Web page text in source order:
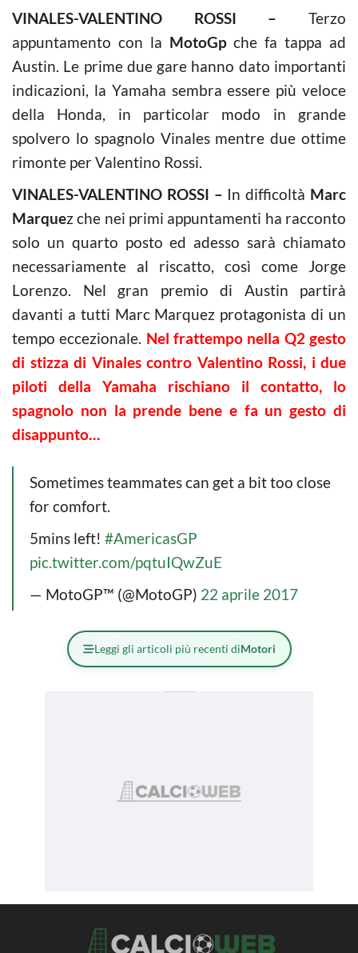
VINALES-VALENTINO ROSSI – Terzo
appuntamento con la MotoGpche fa tappa ad
Austin. Le prime due gare hanno dato importanti
indicazioni, la Yamaha sembra essere più veloce
della Honda, in particolar modo in grande
spolvero lo spagnolo Vinales mentre due ottime
rimonte per Valentino Rossi.
VINALES-VALENTINO ROSSI – In difficoltà Marc
Marquez che nei primi appuntamenti ha racconto
solo un quarto posto ed adesso sarà chiamato
necessariamente al riscatto, così come Jorge
Lorenzo. Nel gran premio di Austin partirà
davanti a tutti Marc Marquez protagonista di un
tempo eccezionale. Nel frattempo nella Q2 gesto
di stizza di Vinales contro Valentino Rossi, i due
piloti della Yamaha rischiano il contatto, lo
spagnolo non la prende bene e fa un gesto di
disappunto…
Sometimes teammates can get a bit too close
for comfort.
5mins left! #AmericasGP
pic.twitter.com/pqtuIQwZuE
— MotoGP™ (@MotoGP) 22 aprile 2017
Leggi gli articoli più recenti diMotori